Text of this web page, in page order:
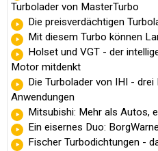
Turbolader von MasterTurbo
Die preisverdächtigen
Mit diesem Turbo können
Holset und VGT - der
Motor mitdenkt
Die Turbolader von IHI -
Anwendungen
Mitsubishi: Mehr als Autos,
Ein eisernes Duo:
Fischer Turbodichtungen -